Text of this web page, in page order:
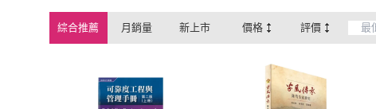
綜合推薦 月銷量 新上市 價格 評價